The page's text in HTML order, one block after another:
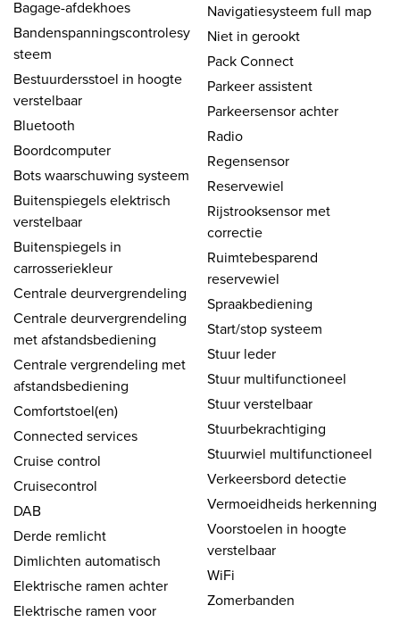
Bagage-afdekhoes
Bandenspanningscontrolesy
steem
Bestuurdersstoel in hoogte
verstelbaar
Bluetooth
Boordcomputer
Bots waarschuwing systeem
Buitenspiegels elektrisch
verstelbaar
Buitenspiegels in
carrosseriekleur
Centrale deurvergrendeling
Centrale deurvergrendeling
met afstandsbediening
Centrale vergrendeling met
afstandsbediening
Comfortstoel(en)
Connected services
Cruise control
Cruisecontrol
DAB
Derde remlicht
Dimlichten automatisch
Elektrische ramen achter
Elektrische ramen voor
Navigatiesysteem full map
Niet in gerookt
Pack Connect
Parkeer assistent
Parkeersensor achter
Radio
Regensensor
Reservewiel
Rijstrooksensor met
correctie
Ruimtebesparend
reservewiel
Spraakbediening
Start/stop systeem
Stuur leder
Stuur multifunctioneel
Stuur verstelbaar
Stuurbekrachtiging
Stuurwiel multifunctioneel
Verkeersbord detectie
Vermoeidheids herkenning
Voorstoelen in hoogte
verstelbaar
WiFi
Zomerbanden